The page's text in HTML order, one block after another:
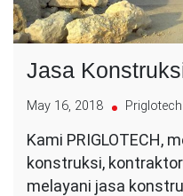
Jasa
May 16, 2018 Priglotech
Kami PRIGLOTECH,
konstruksi,
melayani jasa